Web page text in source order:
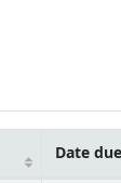
Date due